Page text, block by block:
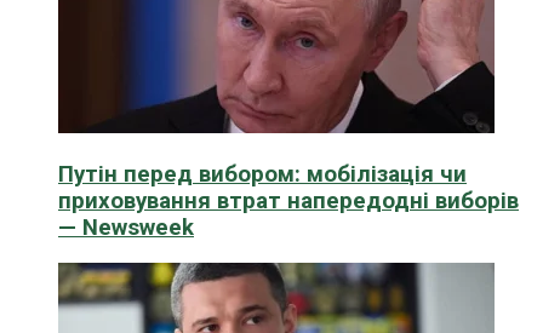
Путін перед вибором: мобілізація чи
приховування втрат напередодні виборів
— Newsweek